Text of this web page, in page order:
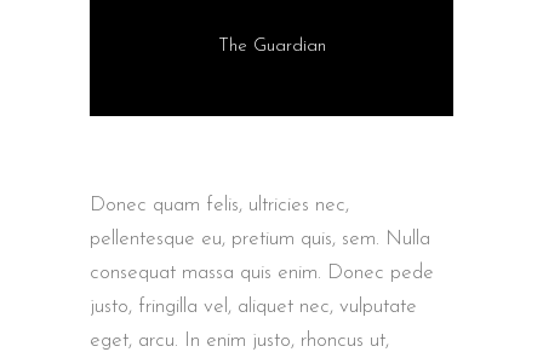
The Guardian
Donec quam felis, ultricies nec,
pellentesque eu, pretium quis, sem. Nulla
consequat massa quis enim. Donec pede
justo, fringilla vel, aliquet nec, vulputate
eget, arcu. In enim justo, rhoncus ut,